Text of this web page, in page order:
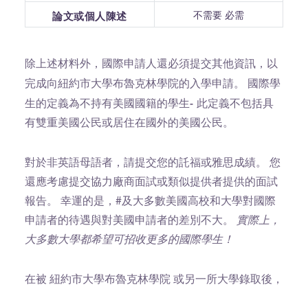
論文或個人陳述 不需要 必需
除上述材料外，國際申請人還必須提交其他資訊，以
完成向紐約市大學布魯克林學院的入學申請。 國際學
生的定義為不持有美國國籍的學生- 此定義不包括具
有雙重美國公民或居住在國外的美國公民。
對於非英語母語者，請提交您的託福或雅思成績。 您
還應考慮提交協力廠商面試或類似提供者提供的面試
報告。 幸運的是，#及大多數美國高校和大學對國際
申請者的待遇與對美國申請者的差別不大。
實際上，
大多數大學都希望可招收更多的國際學生！
在被 紐約市大學布魯克林學院 或另一所大學錄取後，